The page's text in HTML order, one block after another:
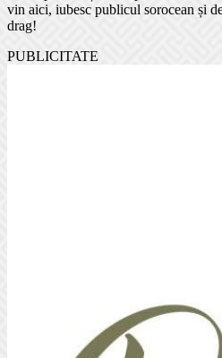
vin aici, iubesc publicul sorocean și
drag!
PUBLICITATE